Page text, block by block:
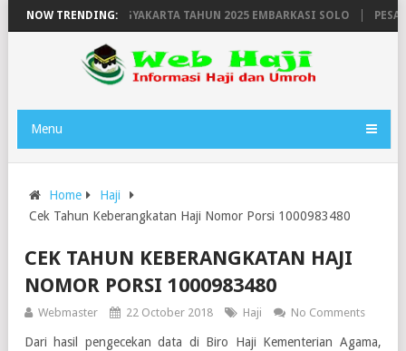
NOW TRENDING:
HAJI WILAYAH YOGYAKARTA TAHUN 2025 EMBARKASI SOLO
Menu
Home
Haji
Cek Tahun Keberangkatan Haji Nomor Porsi 1000983480
CEK TAHUN KEBERANGKATAN HAJI
NOMOR PORSI 1000983480
Webmaster 22 October 2018 Haji No Comments
Dari hasil pengecekan data di Biro Haji Kementerian Agama,